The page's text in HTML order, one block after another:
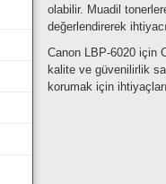
olabilir. Muadil
değerlendirerek
Canon LBP-6020 için
kalite ve güvenilirlik
korumak için